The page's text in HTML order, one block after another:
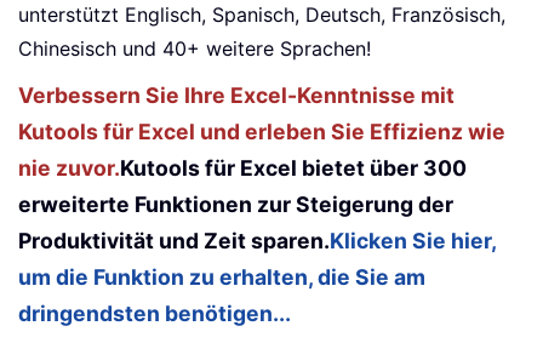
unterstützt Englisch, Spanisch, Deutsch, Französisch,
Chinesisch und 40+ weitere Sprachen!
Verbessern Sie Ihre Excel-Kenntnisse mit
Kutools für Excel und erleben Sie Effizienz wie
nie zuvor.Kutools für Excel bietet über 300
erweiterte Funktionen zur Steigerung der
Produktivität und Zeit sparen.Klicken Sie hier,
um die Funktion zu erhalten, die Sie am
dringendsten benötigen...